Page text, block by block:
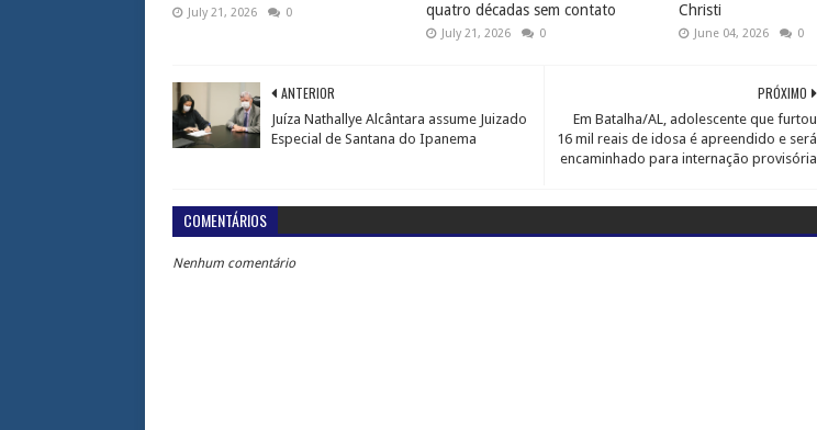
July 21, 2026 0
quatro décadas sem contato
July 21, 2026 0
Christi
June 04, 2026 0
PRÓXIMO
Em Batalha/AL, adolescente que furtou
16 mil reais de idosa é apreendido e será
encaminhado para internação provisória
ANTERIOR
Juíza Nathallye Alcântara assume Juizado
Especial de Santana do Ipanema
COMENTÁRIOS
Nenhum comentário